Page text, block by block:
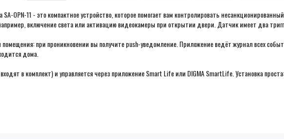
OPN-11 - это компактное устройство, которое помогает вам контролировать
включение света или активацию видеокамеры при открытии двери. Датчик имеет два
при проникновении вы получите push-уведомление. Приложение ведёт журнал всех
дома.
в комплект) и управляется через приложение Smart Life или DIGMA SmartLife. Установка